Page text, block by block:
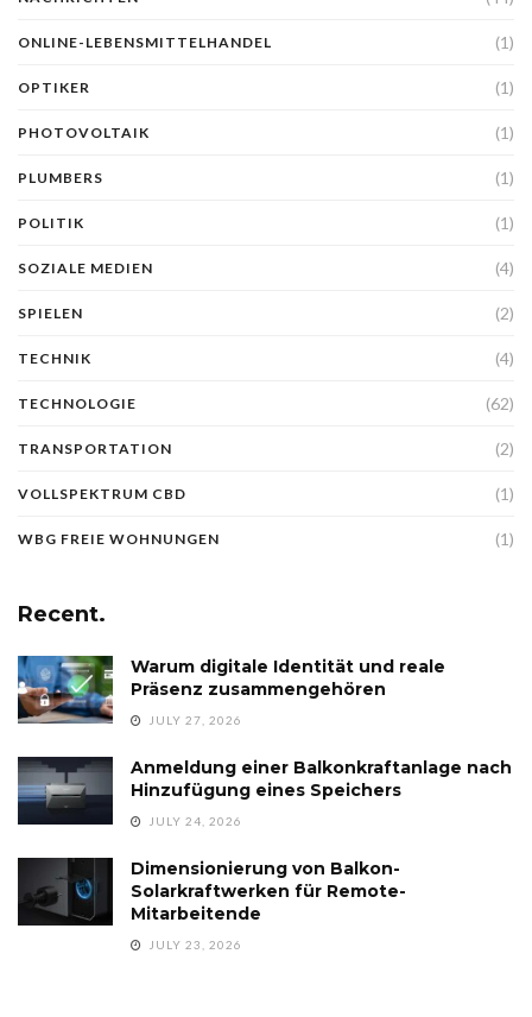
ONLINE-LEBENSMITTELHANDEL (1)
OPTIKER (1)
PHOTOVOLTAIK (1)
PLUMBERS (1)
POLITIK (1)
SOZIALE MEDIEN (4)
SPIELEN (2)
TECHNIK (4)
TECHNOLOGIE (62)
TRANSPORTATION (2)
VOLLSPEKTRUM CBD (1)
WBG FREIE WOHNUNGEN (1)
Recent.
Warum digitale Identität und reale
Präsenz zusammengehören
JULY 27, 2026
Anmeldung einer Balkonkraftanlage nach
Hinzufügung eines Speichers
JULY 24, 2026
Dimensionierung von Balkon-
Solarkraftwerken für Remote-
Mitarbeitende
JULY 23, 2026